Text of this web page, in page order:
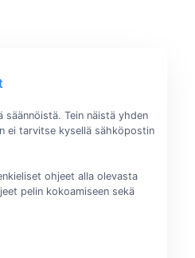
säännöistä. Tein näistä yhden
ei tarvitse kysellä sähköpostin
ohjeet alla olevasta
pelin kokoamiseen sekä